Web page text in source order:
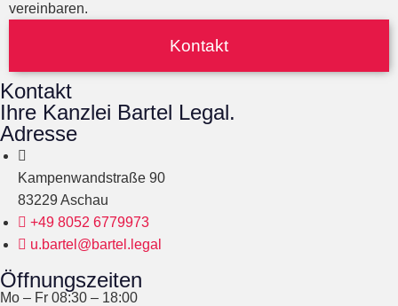
vereinbaren.
Kontakt
Kontakt
Ihre Kanzlei Bartel Legal.
Adresse
Kampenwandstraße 90
83229 Aschau
+49 8052 6779973
u.bartel@bartel.legal
Öffnungszeiten
Mo – Fr 08:30 – 18:00